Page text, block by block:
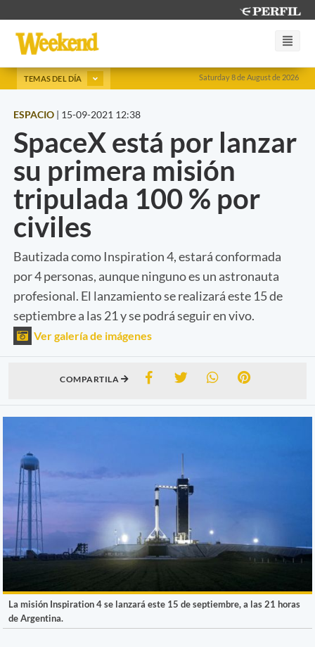
Saturday 8 de August de 2026
TEMAS DEL DÍA
ESPACIO | 15-09-2021 12:38
SpaceX está por lanzar
su primera misión
tripulada 100 % por
civiles
Bautizada como Inspiration 4, estará conformada
por 4 personas, aunque ninguno es un astronauta
profesional. El lanzamiento se realizará este 15 de
septiembre a las 21 y se podrá seguir en vivo.
Ver galería de imágenes
COMPARTILA
La misión Inspiration 4 se lanzará este 15 de septiembre, a las 21 horas
de Argentina.